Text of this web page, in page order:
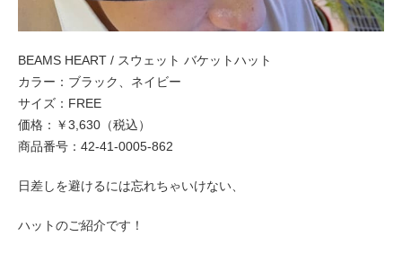
BEAMS HEART / スウェット バケットハット
カラー：ブラック、ネイビー
サイズ：FREE
価格：￥3,630（税込）
商品番号：42-41-0005-862
日差しを避けるには忘れちゃいけない、
ハットのご紹介です！